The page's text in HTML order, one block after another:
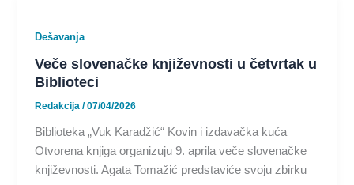
Dešavanja
Veče slovenačke književnosti u četvrtak u
Biblioteci
Redakcija/07/04/2026
Biblioteka „Vuk Karadžić“ Kovin i izdavačka kuća
Otvorena knjiga organizuju 9. aprila veče slovenačke
književnosti. Agata Tomažić predstaviće svoju zbirku